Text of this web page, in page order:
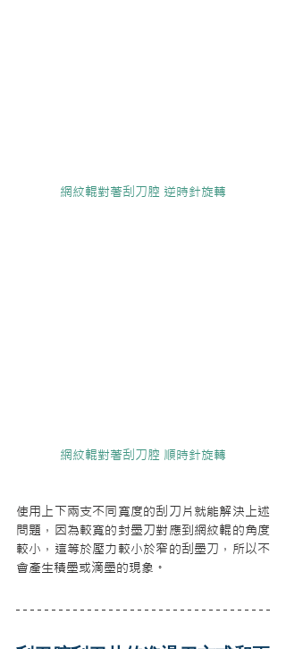
網紋輥對著刮刀腔 逆時針旋轉
網紋輥對著刮刀腔 順時針旋轉
使用上下兩支不同寬度的刮刀片就能解決上述
問題，因為較寬的封墨刀對應到網紋輥的角度
較小，這等於壓力較小於窄的刮墨刀，所以不
會產生積墨或滴墨的現象。